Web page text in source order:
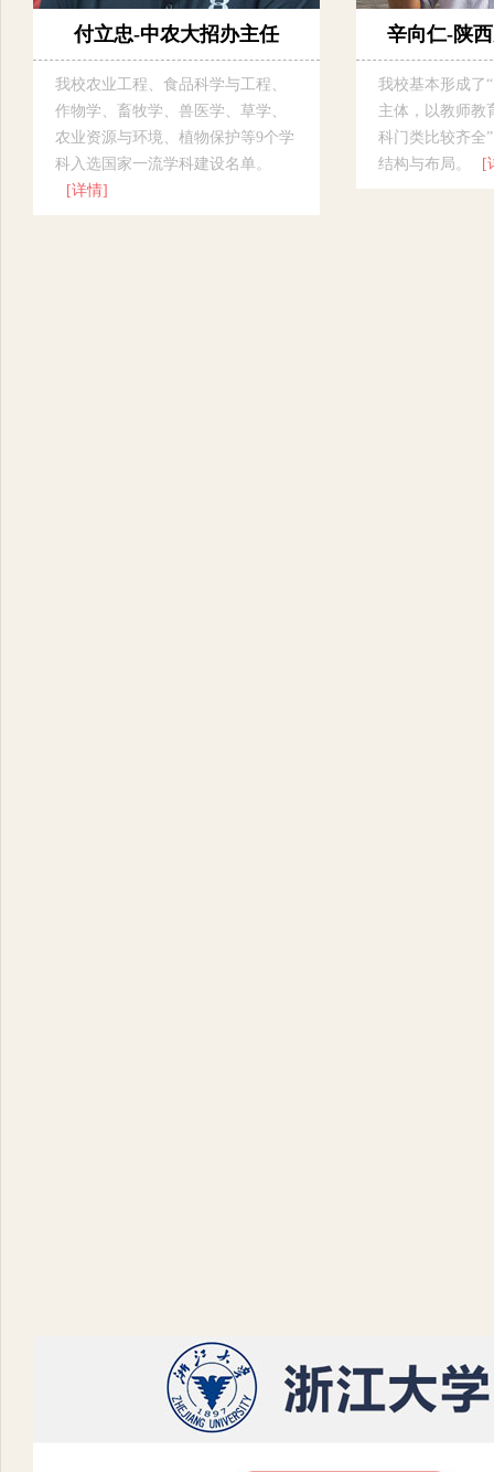
付立忠-中农大招办主任
我校农业工程、食品科学与工程、
作物学、畜牧学、兽医学、草学、
农业资源与环境、植物保护等9个学
科入选国家一流学科建设名单。
[详情]
辛向仁-陕
我校基本形成了
主体，以教师教
科门类比较齐全
结构与布局。
[